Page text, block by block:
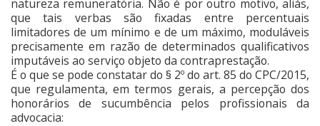
natureza remuneratória. Não é por outro motivo, aliás,
que tais verbas são fixadas entre percentuais
limitadores de um mínimo e de um máximo, moduláveis
precisamente em razão de determinados qualificativos
imputáveis ao serviço objeto da contraprestação.
É o que se pode constatar do § 2º do art. 85 do CPC/2015,
que regulamenta, em termos gerais, a percepção dos
honorários de sucumbência pelos profissionais da
advocacia: